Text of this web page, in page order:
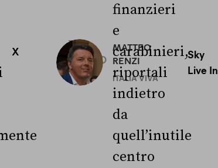
X
30
LUGLIO
MATTEO
RENZI
ITALIA VIVA
finanzieri
e
carabinieri,
riportali
indietro
da
quell’inutile
centro
Sky
Live In